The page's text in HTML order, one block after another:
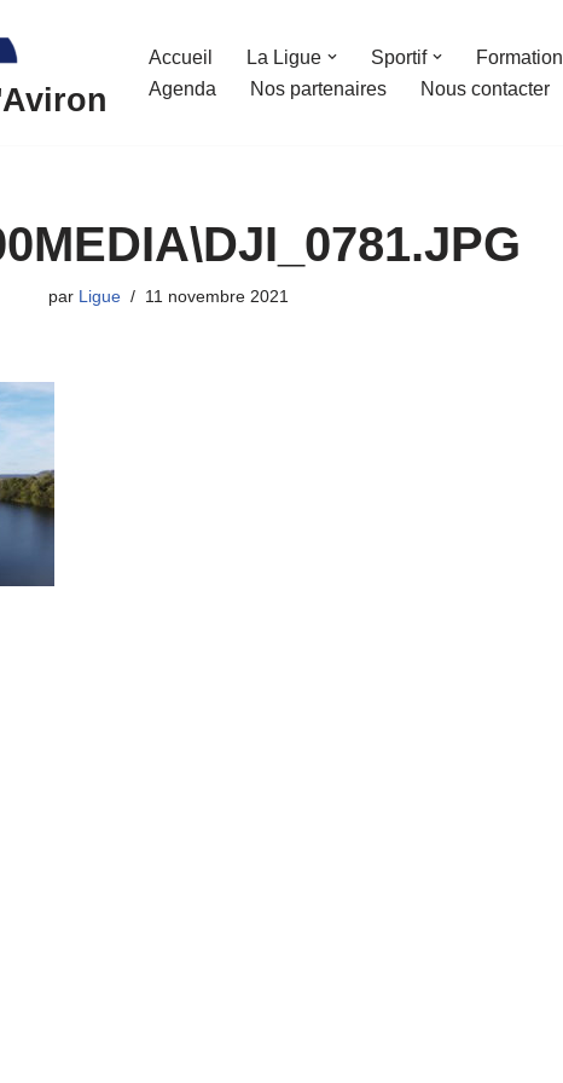
Accueil La Ligue Sportif Formation
Agenda
Nos partenaires Nous contacter
par Ligue 11 novembre 2021